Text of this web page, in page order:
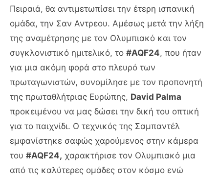
Πειραιά, θα αντιμετωπίσει την έτερη ισπανική
ομάδα, την Σαν Αντρεου. Αμέσως μετά την λήξη
της αναμέτρησης με τον Ολυμπιακό και τον
συγκλονιστικό ημιτελικό, το #AQF24, που ήταν
για μια ακόμη φορά στο πλευρό των
πρωταγωνιστών, συνομίλησε με τον προπονητή
της πρωταθλήτριας Ευρώπης, David Palma
προκειμένου να μας δώσει την δική του οπτική
για το παιχνίδι. Ο τεχνικός της Σαμπαντέλ
εμφανίστηκε σαφώς χαρούμενος στην κάμερα
του #AQF24, χαρακτήρισε τον Ολυμπιακό μια
από τις καλύτερες ομάδες στον κόσμο ενώ